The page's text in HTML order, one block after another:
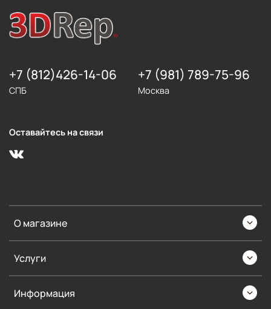
О магазине
Услуги
Информация
+7 (812)426-14-06
СПБ
+7 (981) 789-75-96
Москва
Оставайтесь на связи